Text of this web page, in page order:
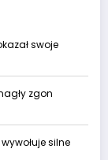
swoje
zgon
silne